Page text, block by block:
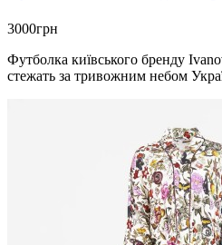
3000грн
Футболка київського бренду
стежать за тривожним небом